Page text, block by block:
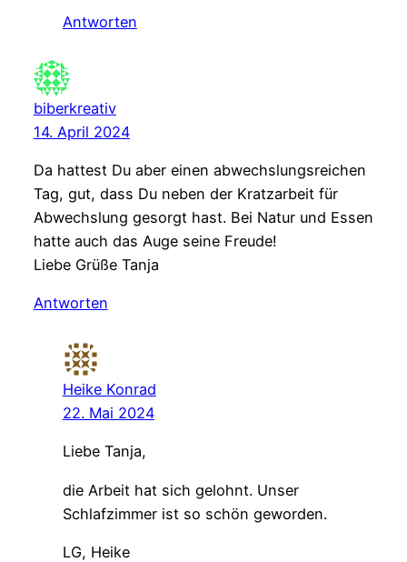
Antworten
biberkreativ
14. April 2024
Da hattest Du aber einen abwechslungsreichen
Tag, gut, dass Du neben der Kratzarbeit für
Abwechslung gesorgt hast. Bei Natur und Essen
hatte auch das Auge seine Freude!
Liebe Grüße Tanja
Antworten
Heike Konrad
22. Mai 2024
Liebe Tanja,
die Arbeit hat sich gelohnt. Unser
Schlafzimmer ist so schön geworden.
LG, Heike